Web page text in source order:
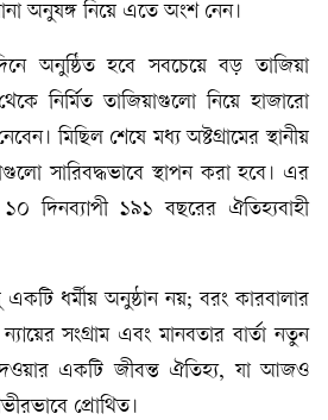
অনুষঙ্গ নিয়ে এতে অংশ নেন।
অনুষ্ঠিত হবে সবচেয়ে বড় তাজিয়া
নির্মিত তাজিয়াগুলো নিয়ে হাজারো
মিছিল শেষে মধ্য অষ্টগ্রামের স্থানীয়
সারিবদ্ধভাবে স্থাপন করা হবে। এর
দিনব্যাপী ১৯১ বছরের ঐতিহ্যবাহী
ধর্মীয় অনুষ্ঠান নয়; বরং কারবালার
সংগ্রাম এবং মানবতার বার্তা নতুন
একটি জীবন্ত ঐতিহ্য, যা আজও
প্রোথিত।